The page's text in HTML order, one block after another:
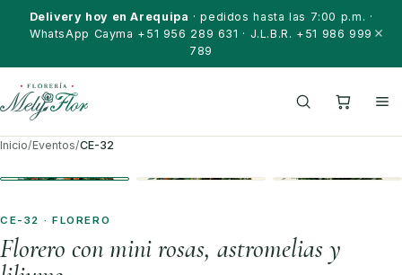
Saltar al contenido
Delivery hoy en Arequipa · pedidos hasta las 7:00 p.m. ·
WhatsApp Cayma +51 956 289 631 · J.L.B.R. +51 986 999
789
Inicio/Eventos/CE-32
CE-32 · FLORERO
Florero con mini rosas, astromelias y